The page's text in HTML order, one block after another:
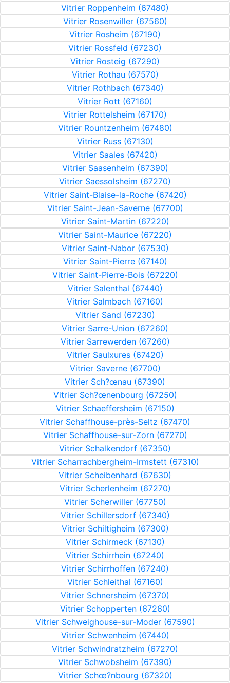
Vitrier Roppenheim (67480)
Vitrier Rosenwiller (67560)
Vitrier Rosheim (67190)
Vitrier Rossfeld (67230)
Vitrier Rosteig (67290)
Vitrier Rothau (67570)
Vitrier Rothbach (67340)
Vitrier Rott (67160)
Vitrier Rottelsheim (67170)
Vitrier Rountzenheim (67480)
Vitrier Russ (67130)
Vitrier Saales (67420)
Vitrier Saasenheim (67390)
Vitrier Saessolsheim (67270)
Vitrier Saint-Blaise-la-Roche (67420)
Vitrier Saint-Jean-Saverne (67700)
Vitrier Saint-Martin (67220)
Vitrier Saint-Maurice (67220)
Vitrier Saint-Nabor (67530)
Vitrier Saint-Pierre (67140)
Vitrier Saint-Pierre-Bois (67220)
Vitrier Salenthal (67440)
Vitrier Salmbach (67160)
Vitrier Sand (67230)
Vitrier Sarre-Union (67260)
Vitrier Sarrewerden (67260)
Vitrier Saulxures (67420)
Vitrier Saverne (67700)
Vitrier Sch?œnau (67390)
Vitrier Sch?œnenbourg (67250)
Vitrier Schaeffersheim (67150)
Vitrier Schaffhouse-près-Seltz (67470)
Vitrier Schaffhouse-sur-Zorn (67270)
Vitrier Schalkendorf (67350)
Vitrier Scharrachbergheim-Irmstett (67310)
Vitrier Scheibenhard (67630)
Vitrier Scherlenheim (67270)
Vitrier Scherwiller (67750)
Vitrier Schillersdorf (67340)
Vitrier Schiltigheim (67300)
Vitrier Schirmeck (67130)
Vitrier Schirrhein (67240)
Vitrier Schirrhoffen (67240)
Vitrier Schleithal (67160)
Vitrier Schnersheim (67370)
Vitrier Schopperten (67260)
Vitrier Schweighouse-sur-Moder (67590)
Vitrier Schwenheim (67440)
Vitrier Schwindratzheim (67270)
Vitrier Schwobsheim (67390)
Vitrier Schœ?nbourg (67320)